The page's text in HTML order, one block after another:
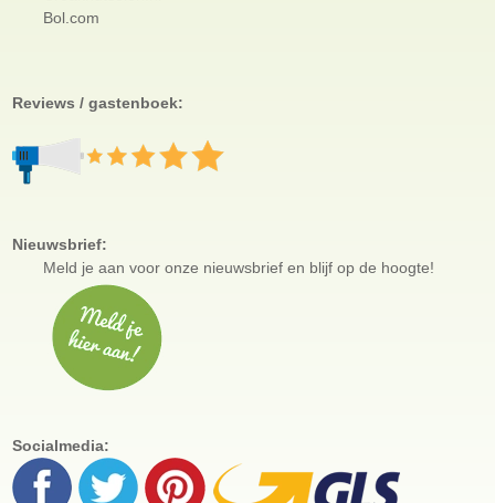
Bol.com
Reviews / gastenboek:
Nieuwsbrief:
Meld je aan vooronze nieuwsbrief en blijf op de hoogte!
Socialmedia: